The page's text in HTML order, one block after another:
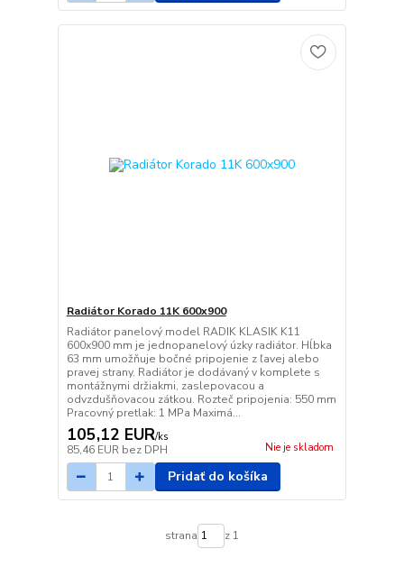
Radiátor Korado 11K 600x900
Radiátor panelový model RADIK KLASIK K11
600x900 mm je jednopanelový úzky radiátor. Hĺbka
63 mm umožňuje bočné pripojenie z ľavej alebo
pravej strany. Radiátor je dodávaný v komplete s
montážnymi držiakmi, zaslepovacou a
odvzdušňovacou zátkou. Rozteč pripojenia: 550 mm
Pracovný pretlak: 1 MPa Maximá...
105,12 EUR/ks
85,46 EUR bez DPH Nie je skladom
Pridať do košíka
strana z 1